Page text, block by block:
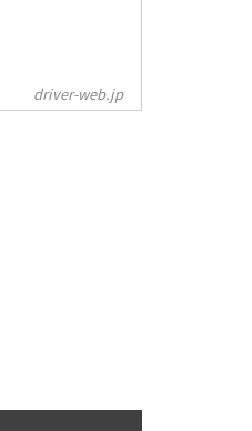
driver-web.jp